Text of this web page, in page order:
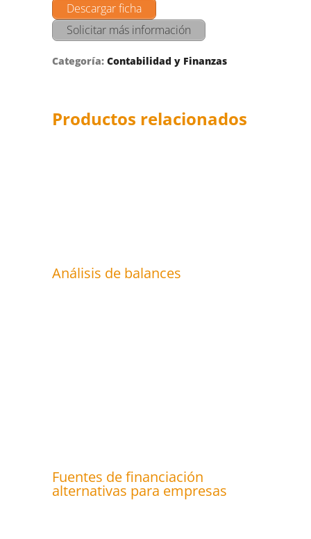
Descargar ficha
Solicitar más información
Categoría: Contabilidad y Finanzas
Productos relacionados
Análisis de balances
Fuentes de financiación
alternativas para empresas